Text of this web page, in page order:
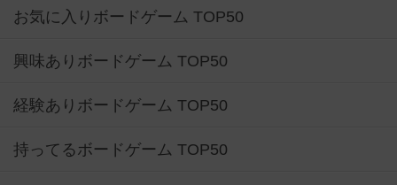
お気に入りボードゲーム TOP50
興味ありボードゲーム TOP50
経験ありボードゲーム TOP50
持ってるボードゲーム TOP50